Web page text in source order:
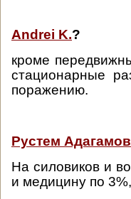
Andrei K.?
кроме
стационарные
поражению.
Рустем Адагамов
На силовиков и
и медицину по